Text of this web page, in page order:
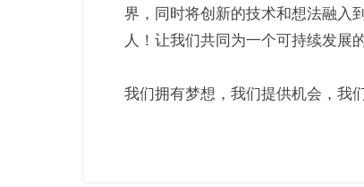
界，同时将创新的技术和想法融入
人！让我们共同为一个可持续发展
我们拥有梦想，我们提供机会，我